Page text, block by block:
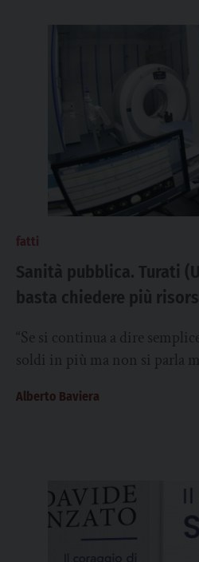
fatti
Sanità pubblica. Turati
basta chiedere più
“Se si continua a dire
soldi in più ma non si parla
Alberto Baviera